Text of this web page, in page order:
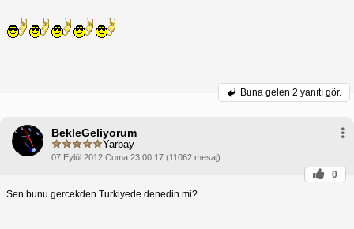
Buna gelen 2 yanıtı gör.
BekleGeliyorum
Yarbay
07 Eylül 2012 Cuma 23:00:17 (11062 mesaj)
0
Sen bunu gercekden Turkiyede denedin mi?